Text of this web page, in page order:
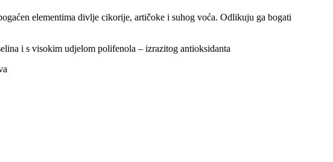
elementima divlje cikorije, artičoke i suhog voća. Odlikuju ga bogati
i s visokim udjelom polifenola – izrazitog antioksidanta